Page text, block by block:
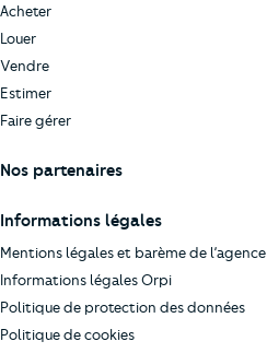
Acheter
Louer
Vendre
Estimer
Faire gérer
Nos partenaires
Informations légales
Mentions légales et barème de l’agence
Informations légales Orpi
Politique de protection des données
Politique de cookies